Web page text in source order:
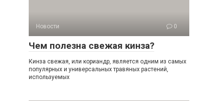
Новости 0
Чем полезна свежая кинза?
Кинза свежая, или кориандр, является одним из самых
популярных и универсальных травяных растений,
используемых